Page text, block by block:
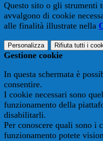
Questo sito o gli strumenti
avvalgono di cookie
alle finalità illustrate nella
Personalizza Rifiuta tutti i
Gestione cookie
In questa schermata è
consentire.
I cookie necessari sono
funzionamento della
disabilitarli.
Per conoscere quali sono i
funzionamento potete